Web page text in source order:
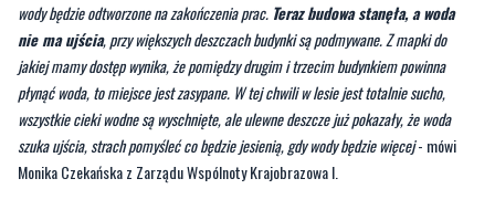
popadały w ruinę przez lata, jak inne znane w Polsce "szkieletory". Drugą kwestią
jest problem odprowadzenia wody. Dwa cieki wodne z lasu, jeden okalający leśne
tarasy miały ujście na terenie tej upadłej inwestycji. Wszyscy zapewniali, że ujście
wody będzie odtworzone na zakończenia prac.Teraz budowa stanęła, a woda
nie ma ujścia, przy większych deszczach budynki są podmywane. Z mapki do
jakiej mamy dostęp wynika, że pomiędzy drugim i trzecim budynkiem powinna
płynąć woda, to miejsce jest zasypane. W tej chwili w lesie jest totalnie sucho,